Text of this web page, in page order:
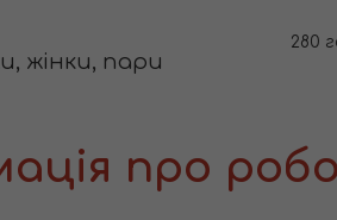
жінки, пари
280
про